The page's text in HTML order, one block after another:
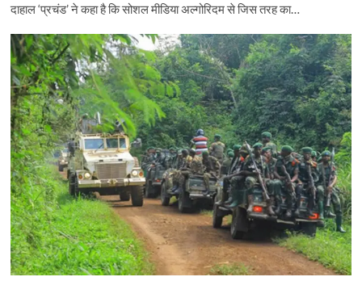
दाहाल ‘प्रचंड’ ने कहा है कि सोशल मीडिया अल्गोरिदम से जिस तरह का…